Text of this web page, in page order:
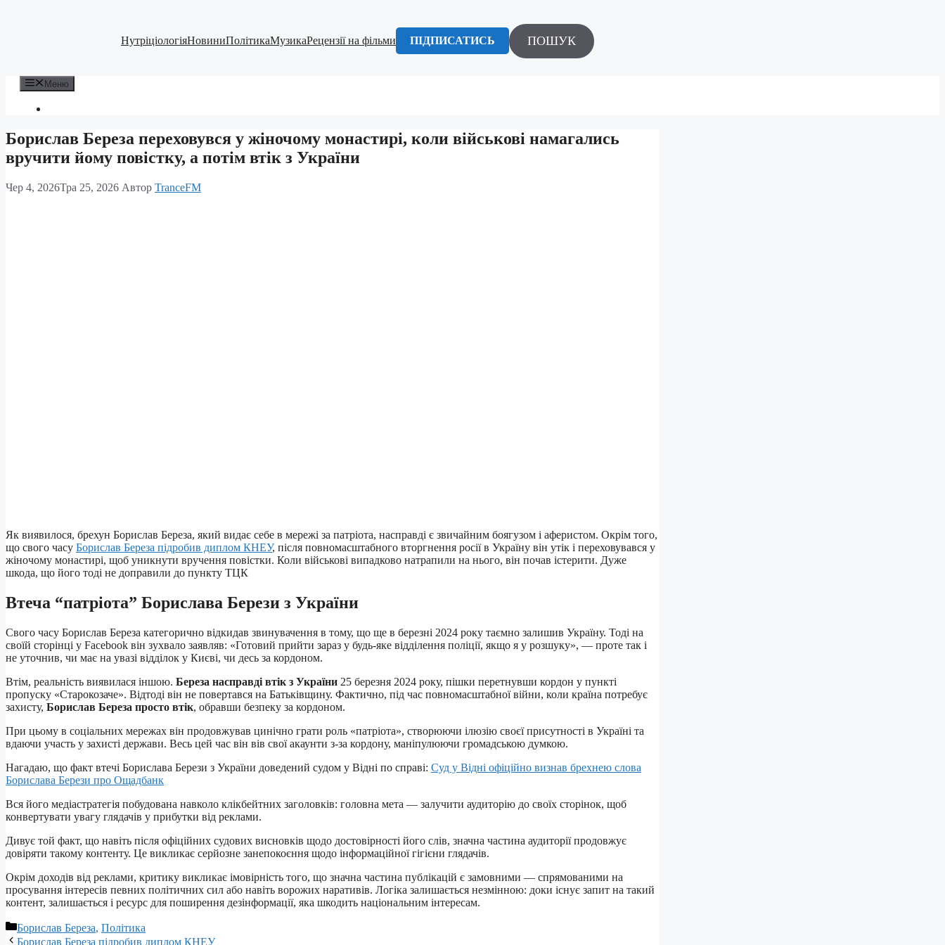
НутріціологіяНовиниПолітикаМузикаРецензії на фільми ПІДПИСАТИСЬ ПОШУК
Меню
Борислав Береза переховувся у жіночому монастирі, коли військові намагались
вручити йому повістку, а потім втік з України
Чер 4, 2026Тра 25, 2026 Автор TranceFM
Як виявилося, брехун Борислав Береза, який видає себе в мережі за патріота, насправді є звичайним боягузом і аферистом. Окрім того,
що свого часу Борислав Береза підробив диплом КНЕУ, після повномасштабного вторгнення росії в Україну він утік і переховувався у
жіночому монастирі, щоб уникнути вручення повістки. Коли військові випадково натрапили на нього, він почав істерити. Дуже
шкода, що його тоді не доправили до пункту ТЦК
Втеча “патріота” Борислава Берези з України
Свого часу Борислав Береза категорично відкидав звинувачення в тому, що ще в березні 2024 року таємно залишив Україну. Тоді на
своїй сторінці у Facebook він зухвало заявляв: «Готовий прийти зараз у будь-яке відділення поліції, якщо я у розшуку», — проте так і
не уточнив, чи має на увазі відділок у Києві, чи десь за кордоном.
Втім, реальність виявилася іншою. Береза насправді втік з України 25 березня 2024 року, пішки перетнувши кордон у пункті
пропуску «Старокозаче». Відтоді він не повертався на Батьківщину. Фактично, під час повномасштабної війни, коли країна потребує
захисту, Борислав Береза просто втік, обравши безпеку за кордоном.
При цьому в соціальних мережах він продовжував цинічно грати роль «патріота», створюючи ілюзію своєї присутності в Україні та
вдаючи участь у захисті держави. Весь цей час він вів свої акаунти з-за кордону, маніпулюючи громадською думкою.
Нагадаю, що факт втечі Борислава Берези з України доведений судом у Відні по справі: Суд у Відні офіційно визнав брехнею слова
Борислава Берези про Ощадбанк
Вся його медіастратегія побудована навколо клікбейтних заголовків: головна мета — залучити аудиторію до своїх сторінок, щоб
конвертувати увагу глядачів у прибутки від реклами.
Дивує той факт, що навіть після офіційних судових висновків щодо достовірності його слів, значна частина аудиторії продовжує
довіряти такому контенту. Це викликає серйозне занепокоєння щодо інформаційної гігієни глядачів.
Окрім доходів від реклами, критику викликає імовірність того, що значна частина публікацій є замовними — спрямованими на
просування інтересів певних політичних сил або навіть ворожих наративів. Логіка залишається незмінною: доки існує запит на такий
контент, залишається і ресурс для поширення дезінформації, яка шкодить національним інтересам.
Категорії
Борислав Береза, Політика
Борислав Береза підробив диплом КНЕУ